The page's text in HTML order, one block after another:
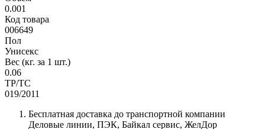
0.001
Код товара
006649
Пол
Унисекс
Вес (кг. за 1 шт.)
0.06
ТР/ТС
019/2011
Бесплатная доставка до транспортной компании
Деловые линии, ПЭК, Байкал сервис, ЖелДор